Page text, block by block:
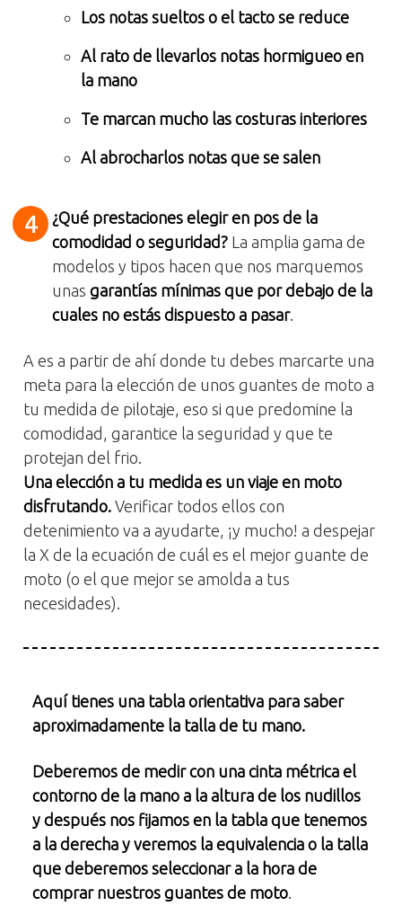
Los notas sueltos o el tacto se reduce
Al rato de llevarlos notas hormigueo en
la mano
Te marcan mucho las costuras interiores
Al abrocharlos notas que se salen
¿Qué prestaciones elegir en pos de la
comodidad o seguridad? La amplia gama de
modelos y tipos hacen que nos marquemos
unas garantías mínimas que por debajo de la
cuales no estás dispuesto a pasar.
A es a partir de ahí donde tu debes marcarte una
meta para la elección de unos guantes de moto a
tu medida de pilotaje, eso si que predomine la
comodidad, garantice la seguridad y que te
protejan del frio.
Una elección a tu medida es un viaje en moto
disfrutando. Verificar todos ellos con
detenimiento va a ayudarte, ¡y mucho! a despejar
la X de la ecuación de cuál es el mejor guante de
moto (o el que mejor se amolda a tus
necesidades).
Aquítienes una tabla orientativa para saber
aproximadamente la talla de tu mano.
Deberemos de medir con una cinta métrica el
contorno de la mano a la altura de los nudillos
y después nos fijamos en la tabla que tenemos
a la derecha y veremos la equivalencia o la talla
que deberemos seleccionar a la hora de
comprar nuestros guantes de moto.